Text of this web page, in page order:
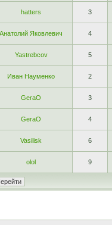
hatters 3
Анатолий Яковлевич 4
Yastrebcov 5
Иван Науменко 2
GeraO 3
GeraO 4
Vasilisk 6
olol 9